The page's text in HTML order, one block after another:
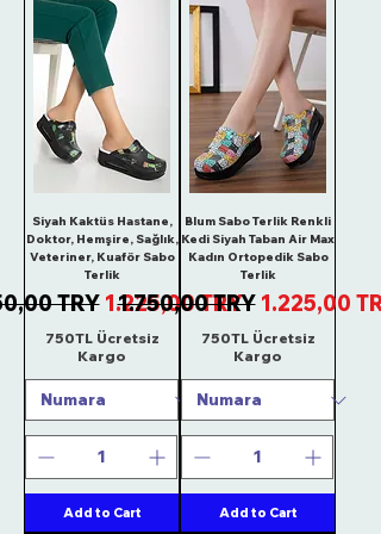
Siyah Kaktüs Hastane,
Doktor, Hemşire, Sağlık,
Veteriner, Kuaför Sabo
Terlik
Price
TRY Sale Price
1.225,00 TRY
750TL Ücretsiz
Kargo
Add to Cart
Blum Sabo Terlik Renkli
Kedi Siyah Taban Air Max
Kadın Ortopedik Sabo
Terlik
Regular Price
1.750,00 TRY Sale Price
1.225,00
750TL Ücretsiz
Kargo
Add to Cart